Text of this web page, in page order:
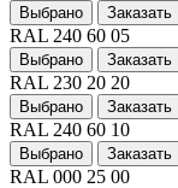
Выбрано Заказать
RAL 240 60 05
Выбрано Заказать
RAL 230 20 20
Выбрано Заказать
RAL 240 60 10
Выбрано Заказать
RAL 000 25 00